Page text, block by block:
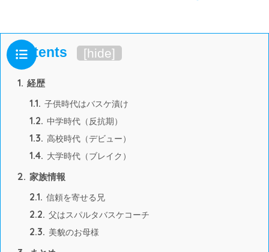
Contents [hide]
1. 経歴
1.1. 子供時代はバスケ漬け
1.2. 中学時代（反抗期）
1.3. 高校時代（デビュー）
1.4. 大学時代（ブレイク）
2. 家族情報
2.1. 信頼を寄せる兄
2.2. 父はスパルタバスケコーチ
2.3. 美貌のお母様